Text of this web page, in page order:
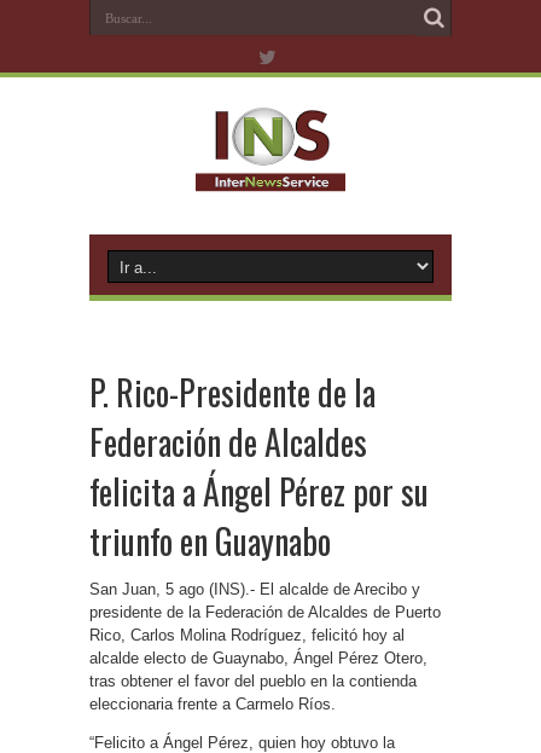
P. Rico-Presidente de la
Federación de Alcaldes
felicita a Ángel Pérez por su
triunfo en Guaynabo
San Juan, 5 ago (INS).- El alcalde de Arecibo y
presidente de la Federación de Alcaldes de Puerto
Rico, Carlos Molina Rodríguez, felicitó hoy al
alcalde electo de Guaynabo, Ángel Pérez Otero,
tras obtener el favor del pueblo en la contienda
eleccionaria frente a Carmelo Ríos.
“Felicito a Ángel Pérez, quien hoy obtuvo la